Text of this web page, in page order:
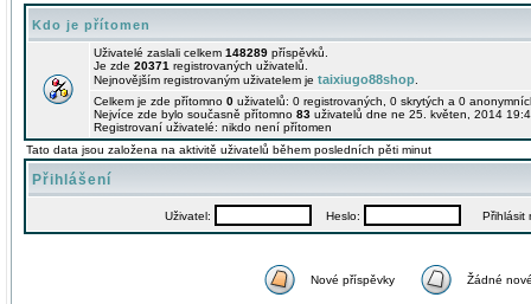
Kdo je přítomen
Uživatelé zaslali celkem 148289 příspěvků.
Je zde 20371 registrovaných uživatelů.
Nejnovějším registrovaným uživatelem je taixiugo88shop
Celkem je zde přítomno 0 uživatelů: 0 registrovaných, 0 skrytých a 0
Nejvíce zde bylo současně přítomno 83 uživatelů dne ne 25. květen, 2014
Registrovaní uživatelé: nikdo není přítomen
Tato data jsou založena na aktivitě uživatelů během posledních pěti minut
Přihlášení
Uživatel: Heslo: Přihlásit
Nové příspěvky Žádné